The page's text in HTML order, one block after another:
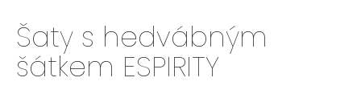
Šaty s hedvábným
šátkem ESPIRITY
HLEDAT